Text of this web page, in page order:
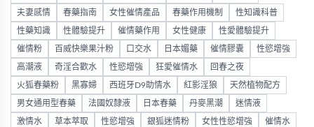
夫妻感情 春藥指南 女性催情產品 春藥作用機制 性知識科普
性藥知識 性體驗提升 催情藥作用 女性健康 性愛體驗提升
催情粉 百威快樂果汁粉 口交水 日本媚藥 催情膠囊 性慾增強
高潮液 奇淫合歡水 性慾增強 狂愛催情水 回春之夜
火狐春藥粉 黑寡婦 西班牙D9助情水 紅影淫狼 天然植物配方
男女通用型春藥 法國奴隸液 日本春藥 丹麥黑潮 迷情液
激情水 草本萃取 性慾增強 銀狐迷情粉 女性性慾增強 催情水